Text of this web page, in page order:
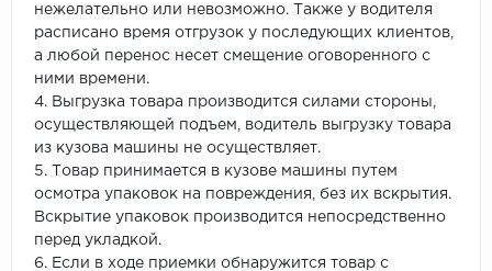
нежелательно или невозможно. Также у водителя
расписано время отгрузок у последующих клиентов,
а любой перенос несет смещение оговоренного с
ними времени.
4. Выгрузка товара производится силами стороны,
осуществляющей подъем, водитель выгрузку товара
из кузова машины не осуществляет.
5. Товар принимается в кузове машины путем
осмотра упаковок на повреждения, без их вскрытия.
Вскрытие упаковок производится непосредственно
перед укладкой.
6. Если в ходе приемки обнаружится товар с